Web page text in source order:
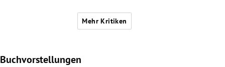
Mehr Kritiken
Buchvorstellungen